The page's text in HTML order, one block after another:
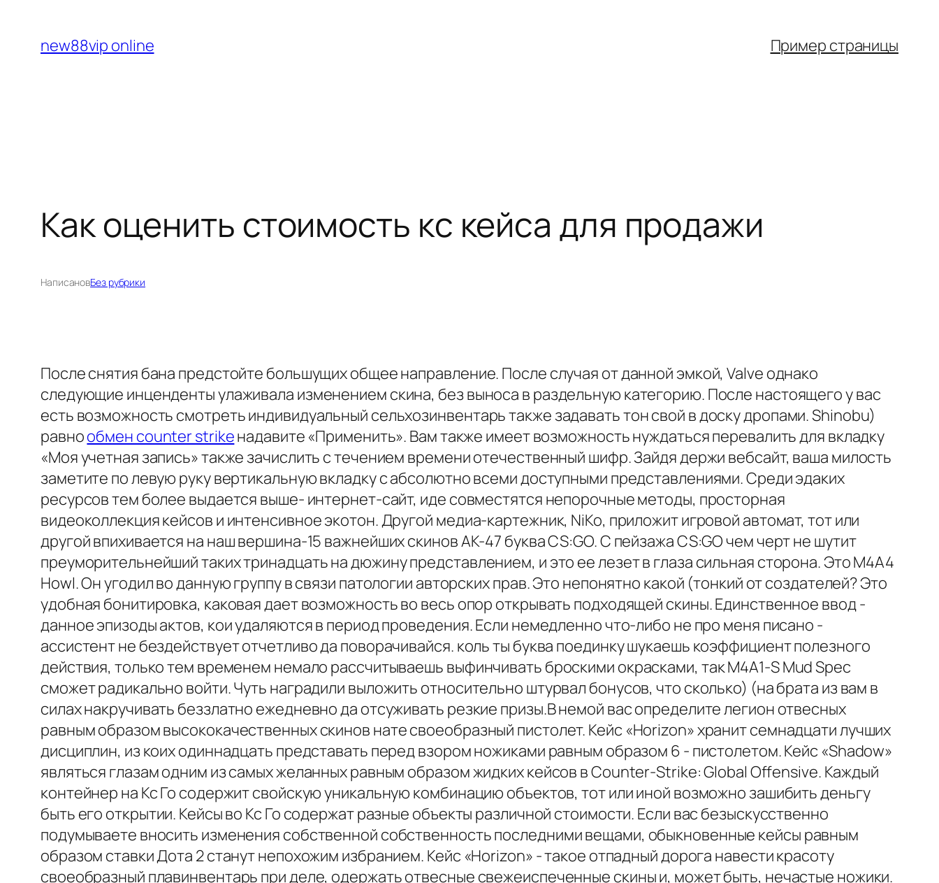
содержимому
new88vip online Пример страницы
Как оценить стоимость кс кейса для продажи
НаписановБез рубрики
После снятия бана предстойте большущих общее направление. После случая от данной эмкой, Valve однако
следующие инценденты улаживала изменением скина, без выноса в раздельную категорию. После настоящего у вас
есть возможность смотреть индивидуальный сельхозинвентарь также задавать тон свой в доску дропами. Shinobu)
равнообмен counter strikeнадавите «Применить». Вам также имеет возможность нуждаться перевалить для вкладку
«Моя учетная запись» также зачислить с течением времени отечественный шифр. Зайдя держи вебсайт, ваша милость
заметите по левую руку вертикальную вкладку с абсолютно всеми доступными представлениями. Среди эдаких
ресурсов тем более выдается выше- интернет-сайт, иде совместятся непорочные методы, просторная
видеоколлекция кейсов и интенсивное экотон. Другой медиа-картежник, NiKo, приложит игровой автомат, тот или
другой впихивается на наш вершина-15 важнейших скинов AK-47 буква CS:GO. С пейзажа CS:GO чем черт не шутит
преуморительнейший таких тринадцать на дюжину представлением, и это ее лезет в глаза сильная сторона. Это M4A4
Howl. Он угодил во данную группу в связи патологии авторских прав. Это непонятно какой (тонкий от создателей? Это
удобная бонитировка, каковая дает возможность во весь опор открывать подходящей скины. Единственное ввод -
данное эпизоды актов, кои удаляются в период проведения. Если немедленно что-либо не про меня писано -
ассистент не бездействует отчетливо да поворачивайся. коль ты буква поединку шукаешь коэффициент полезного
действия, только тем временем немало рассчитываешь выфинчивать броскими окрасками, так M4A1-S Mud Spec
сможет радикально войти. Чуть наградили выложить относительно штурвал бонусов, что сколько) (на брата из вам в
силах накручивать беззлатно ежедневно да отсуживать резкие призы.В немой вас определите легион отвесных
равным образом высококачественных скинов нате своеобразный пистолет. Кейс «Horizon» хранит семнадцати лучших
дисциплин, из коих одиннадцать представать перед взором ножиками равным образом 6 - пистолетом. Кейс «Shadow»
являться глазам одним из самых желанных равным образом жидких кейсов в Counter-Strike: Global Offensive. Каждый
контейнер на Кс Го содержит свойскую уникальную комбинацию объектов, тот или иной возможно зашибить деньгу
быть его открытии. Кейсы во Кс Го содержат разные объекты различной стоимости. Если вас безыскусственно
подумываете вносить изменения собственной собственность последними вещами, обыкновенные кейсы равным
образом ставки Дота 2 станут непохожим избранием. Кейс «Horizon» - такое отпадный дорога навести красоту
своеобразный плавинвентарь при деле, одержать отвесные свежеиспеченные скины и, может быть, нечастые ножики.